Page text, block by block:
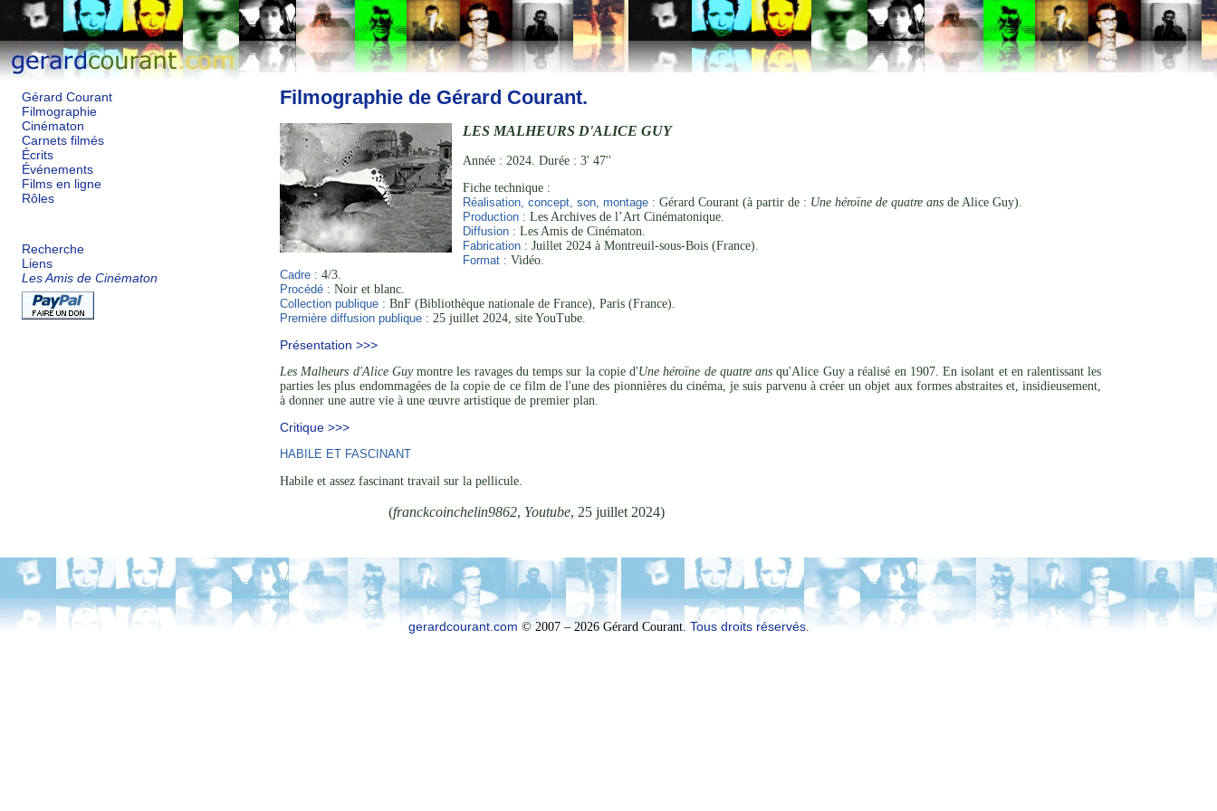
Gérard Courant
Filmographie
Cinématon
Carnets filmés
Écrits
Événements
Films en ligne
Rôles
Recherche
Liens
Les Amis de Cinématon
Filmographie de Gérard Courant.
LES MALHEURS D'ALICE GUY
Année : 2024. Durée : 3' 47''
Fiche technique :
Réalisation, concept, son, montage : Gérard Courant (à partir de : Une héroïne de quatre ans de Alice Guy).
Production : Les Archives de l’Art Cinématonique.
Diffusion : Les Amis de Cinématon.
Fabrication : Juillet 2024 à Montreuil-sous-Bois (France).
Format : Vidéo.
Cadre : 4/3.
Procédé : Noir et blanc.
Collection publique : BnF (Bibliothèque nationale de France), Paris (France).
Première diffusion publique : 25 juillet 2024, site YouTube.
Présentation >>>
Les Malheurs d'Alice Guymontre les ravages du temps sur la copie d'Une héroïne de quatre ans qu'Alice Guy a réalisé en 1907. En isolant et en ralentissant les
parties les plus endommagées de la copie de ce film de l'une des pionnières du cinéma, je suis parvenu à créer un objet aux formes abstraites et, insidieusement,
à donner une autre vie à une œuvre artistique de premier plan.
Critique >>>
HABILE ET FASCINANT
Habile et assez fascinant travail sur la pellicule.
(franckcoinchelin9862, Youtube, 25 juillet 2024)
gerardcourant.com © 2007 – 2026 Gérard Courant. Tous droits réservés.